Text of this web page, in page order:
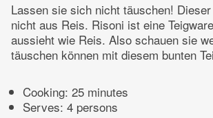
Lassen sie sich nicht täuschen!
nicht aus Reis. Risoni ist eine
aussieht wie Reis. Also schauen sie
täuschen können mit diesem bunten
Cooking: 25 minutes
Serves: 4 persons